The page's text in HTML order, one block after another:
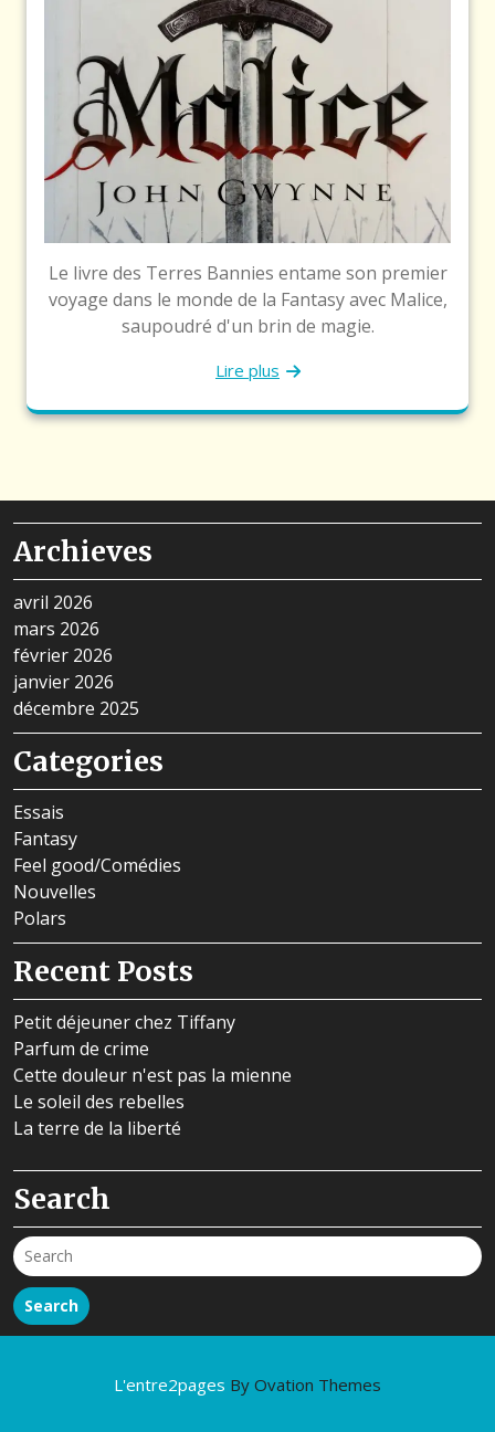
Le livre des Terres Bannies entame son premier
voyage dans le monde de la Fantasy avec Malice,
saupoudré d'un brin de magie.
Lire plus
Archieves
avril 2026
mars 2026
février 2026
janvier 2026
décembre 2025
Categories
Essais
Fantasy
Feel good/Comédies
Nouvelles
Polars
Recent Posts
Petit déjeuner chez Tiffany
Parfum de crime
Cette douleur n'est pas la mienne
Le soleil des rebelles
La terre de la liberté
Search
Search
L'entre2pages By Ovation Themes